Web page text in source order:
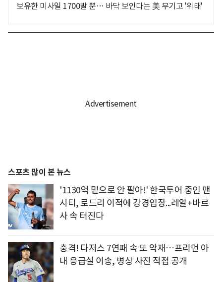
보유한 미사일 1700발 뿐… 바닥 보인다는 美 무기고 '위태'
스포츠 많이 본 뉴스
'1130억 밑으로 안 팔아!' 한국투어 중인 맨
시티, 로드리 이적에 강경입장...레알+바르
사 속 터진다
충격! 다저스 7연패 속 또 악재…프리먼 아
내 응급실 이송, 병상 사진 직접 공개